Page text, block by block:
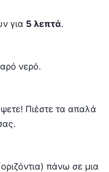
για 5 λεπτά.
νερό.
Πιέστε τα απαλά
πάνω σε μια